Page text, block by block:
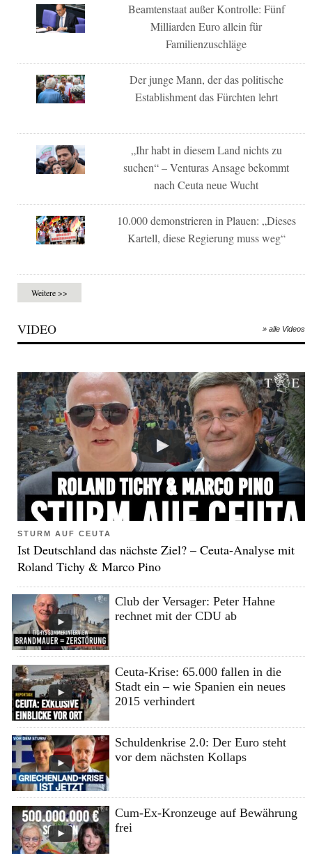
Beamtenstaat außer Kontrolle: Fünf
Milliarden Euro allein für
Familienzuschläge
Der junge Mann, der das politische
Establishment das Fürchten lehrt
„Ihr habt in diesem Land nichts zu
suchen“ – Venturas Ansage bekommt
nach Ceuta neue Wucht
10.000 demonstrieren in Plauen: „Dieses
Kartell, diese Regierung muss weg“
Weitere >>
VIDEO » alle Videos
STURM AUF CEUTA
Ist Deutschland das nächste Ziel? – Ceuta-Analyse mit
Roland Tichy & Marco Pino
Club der Versager: Peter Hahne
rechnet mit der CDU ab
Ceuta-Krise: 65.000 fallen in die
Stadt ein – wie Spanien ein neues
2015 verhindert
Schuldenkrise 2.0: Der Euro steht
vor dem nächsten Kollaps
Cum-Ex-Kronzeuge auf Bewährung
frei